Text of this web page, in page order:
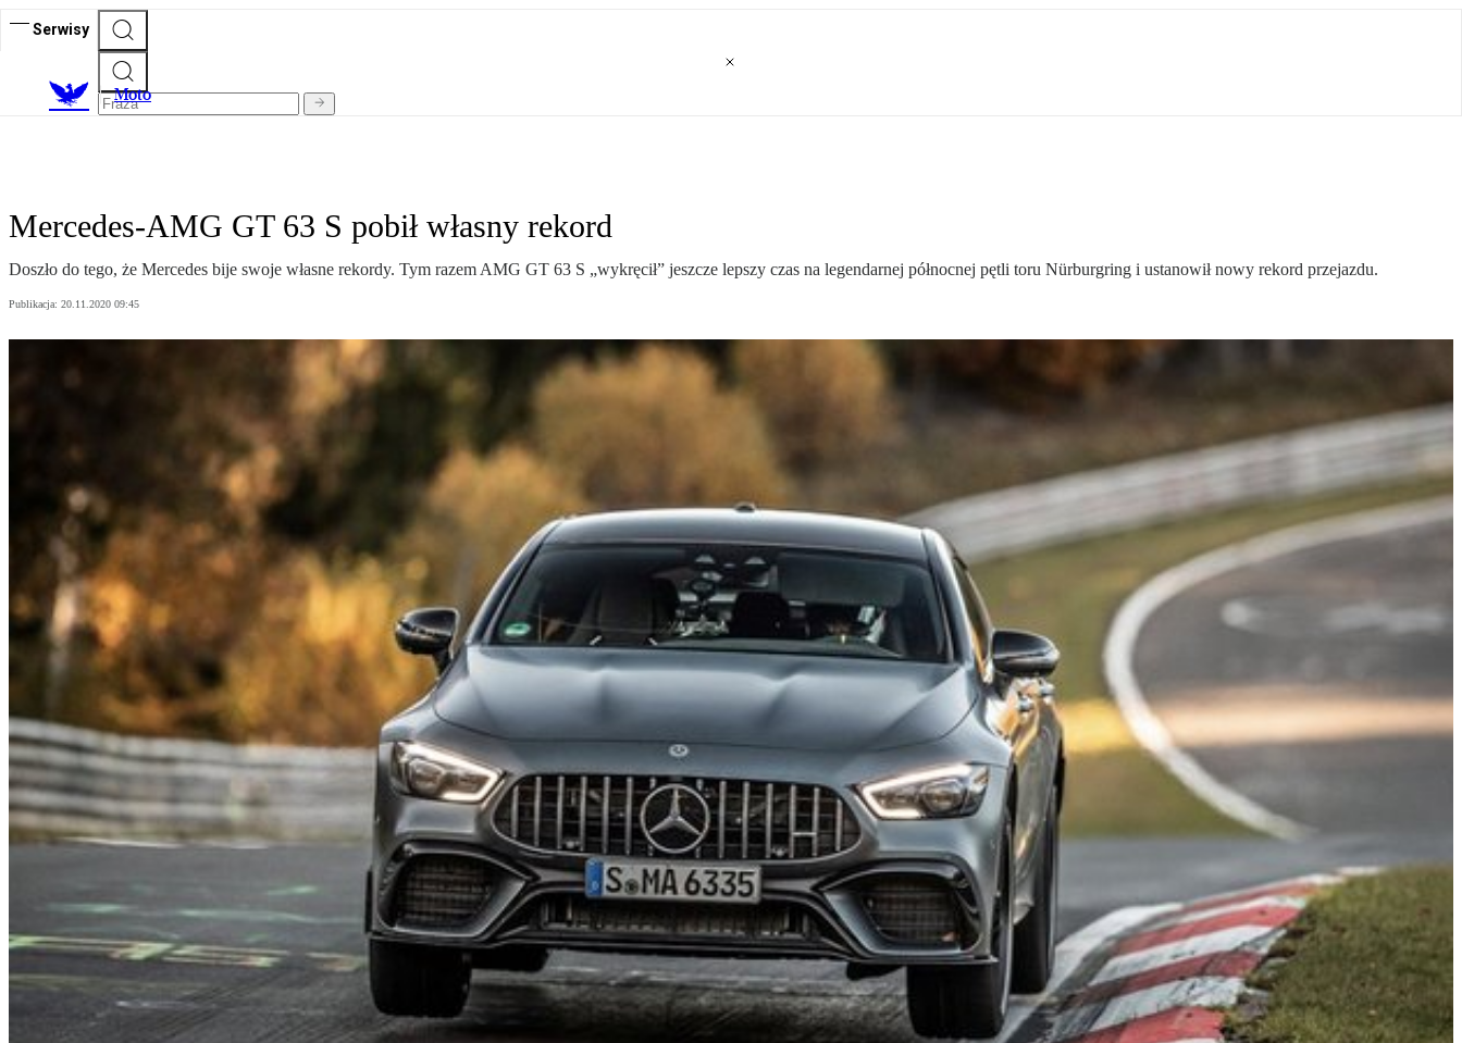
Serwisy
Moto
Mercedes-AMG GT 63 S pobił własny rekord
Doszło do tego, że Mercedes bije swoje własne rekordy. Tym razem AMG GT 63 S „wykręcił” jeszcze lepszy czas na legendarnej północnej pętli toru Nürburgring i ustanowił nowy rekord przejazdu.
Publikacja: 20.11.2020 09:45